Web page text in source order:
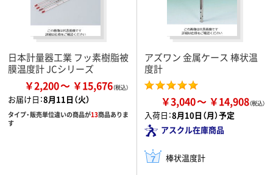
日本計量器工業 フッ素樹脂被
膜温度計 JCシリーズ
￥2,200 ￥15,676
お届け日：8月11日（火）
タイプ・販売単位違いの商品が13商品ありま
す
アズワン 金属ケース 棒状温
度計
￥3,040 ￥14,908
入荷日：8月10日（月）予定
アスクル在庫商品
棒状温度計